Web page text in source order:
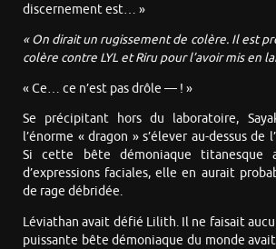
discernement est… »
« On dirait un rugissement de colère. Il est
colère contre LYL et Riru pour l’avoir mis en
« Ce… ce n’est pas drôle — ! »
Se précipitant hors du laboratoire,
l’énorme « dragon » s’élever au-dessus de
Si cette bête démoniaque titanesque
d’expressions faciales, elle en aurait
de rage débridée.
Léviathan avait défié Lilith. Il ne faisait
puissante bête démoniaque du monde